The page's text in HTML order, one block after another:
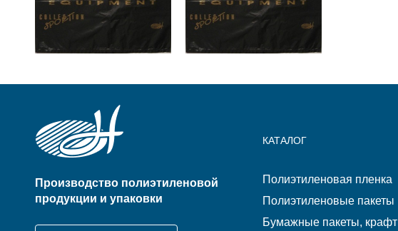
Производство полиэтиленовой
продукции и упаковки
КАТАЛОГ
Полиэтиленовая пленка
Полиэтиленовые пакеты
Бумажные пакеты, крафт